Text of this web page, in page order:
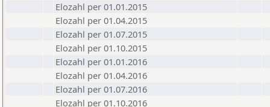
Elozahl per 01.01.2015
Elozahl per 01.04.2015
Elozahl per 01.07.2015
Elozahl per 01.10.2015
Elozahl per 01.01.2016
Elozahl per 01.04.2016
Elozahl per 01.07.2016
Elozahl per 01.10.2016